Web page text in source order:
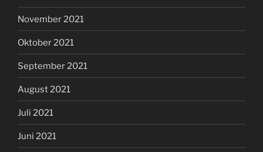
November 2021
Oktober 2021
September 2021
August 2021
Juli 2021
Juni 2021